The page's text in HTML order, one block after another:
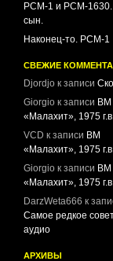
PCM-1 и PCM-
сын.
Наконец-то. PCM-1
СВЕЖИЕ
Djordjo к записи
Giorgio к записи ВМ
«Малахит», 1975
VCD к записи ВМ
«Малахит», 1975
Giorgio к записи ВМ
«Малахит», 1975
DarzWeta666 к
Самое редкое
аудио
АРХИВЫ